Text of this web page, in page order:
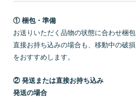
① 梱包・準備
お送りいただく品物の状態に合わせ梱包
直接お持ち込みの場合も、移動中の破
をおすすめします。
② 発送または直接お持ち込み
発送の場合